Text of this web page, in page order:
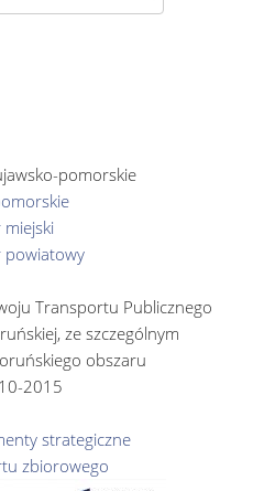
pomorskie
miejski
powiatowy
Transportu Publicznego
ze szczególnym
obszaru
2015
strategiczne
zbiorowego